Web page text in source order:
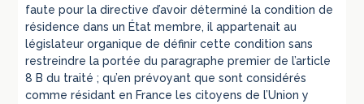
faute pour la directive d’avoir déterminé la condition de
résidence dans un État membre, il appartenait au
législateur organique de définir cette condition sans
restreindre la portée du paragraphe premier de l’article
8 B du traité ; qu’en prévoyant que sont considérés
comme résidant en France les citoyens de l’Union y